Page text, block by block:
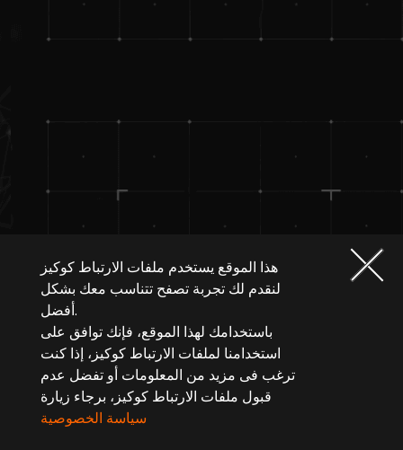
هذا الموقع يستخدم ملفات الارتباط كوكيز
لنقدم لك تجربة تصفح تتناسب معك بشكل
أفضل.
باستخدامك لهذا الموقع، فإنك توافق على
استخدامنا لملفات الارتباط كوكيز، إذا كنت
ترغب فى مزيد من المعلومات أو تفضل عدم
قبول ملفات الارتباط كوكيز، برجاء زيارة
سياسة الخصوصية